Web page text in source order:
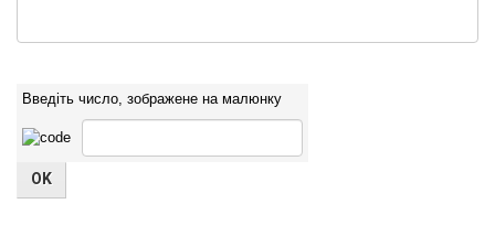
Введіть число, зображене на малюнку